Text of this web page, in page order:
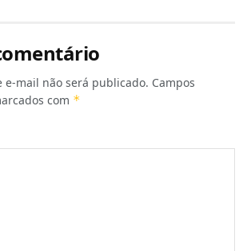
e-mail não será publicado. Campos
com *